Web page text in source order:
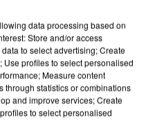
dérobées à
data processing based on
Store and/or access
to select advertising; Create
profiles to select personalised
Measure content
through statistics or combinations
and improve services; Create
to select personalised